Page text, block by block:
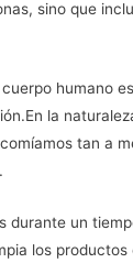
sino que
humano
la
tan a
durante un
los productos